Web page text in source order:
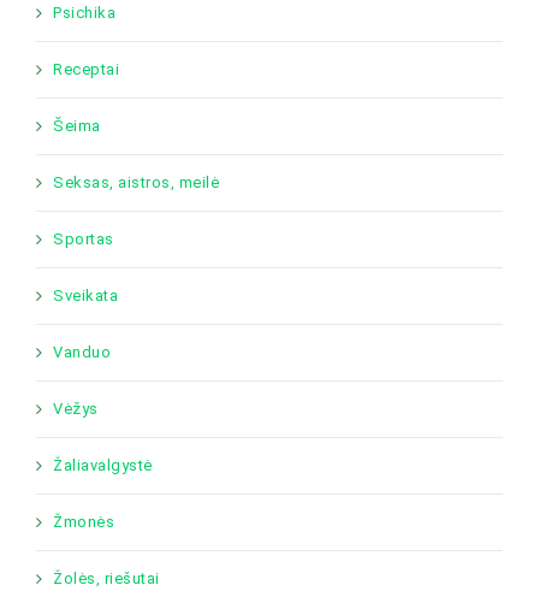
Psichika
Receptai
Šeima
Seksas, aistros, meilė
Sportas
Sveikata
Vanduo
Vėžys
Žaliavalgystė
Žmonės
Žolės, riešutai